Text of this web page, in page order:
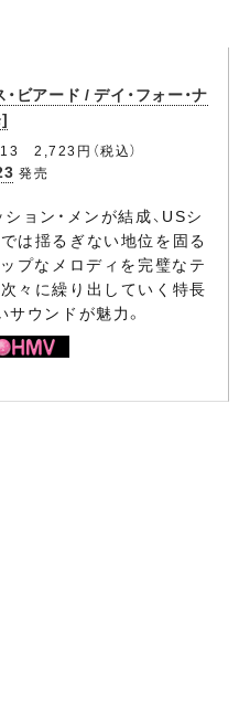
ビアード / デイ・フォー・ナ
2,723円（税込）
発売
ョン・メンが結成、USシ
は揺るぎない地位を固る
プなメロディを完璧なテ
々に繰り出していく特長
ウンドが魅力。